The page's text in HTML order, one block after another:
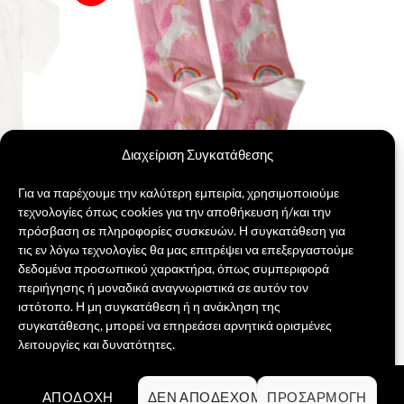
Διαχείριση Συγκατάθεσης
Για να παρέχουμε την καλύτερη εμπειρία, χρησιμοποιούμε
τεχνολογίες όπως cookies για την αποθήκευση ή/και την
πρόσβαση σε πληροφορίες συσκευών. Η συγκατάθεση για
τις εν λόγω τεχνολογίες θα μας επιτρέψει να επεξεργαστούμε
δεδομένα προσωπικού χαρακτήρα, όπως συμπεριφορά
περιήγησης ή μοναδικά αναγνωριστικά σε αυτόν τον
ιστότοπο. Η μη συγκατάθεση ή η ανάκληση της
συγκατάθεσης, μπορεί να επηρεάσει αρνητικά ορισμένες
λειτουργίες και δυνατότητες.
ΑΠΟΔΟΧΉ ΔΕΝ ΑΠΟΔΈΧΟΜΑΙΠΡΟΣΑΡΜΟΓΉ
επιθυμιών
Μονόκερος και Rainbow
4,00€ Original
was:
4,00 €.
3,50€Η
τρέχουσα
τιμή
είναι:
3,50 €.
ΕΠΙΛΟΓΉ
Αυτό
έχει
Visa PayPal MasterCardCredit